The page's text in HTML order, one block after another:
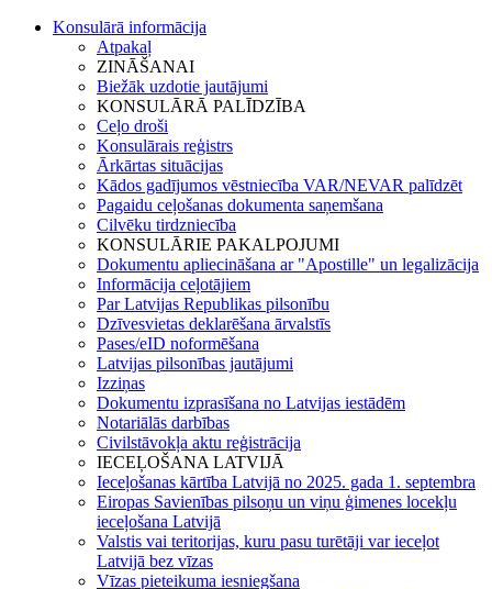
Konsulārā informācija
Atpakaļ
ZINĀŠANAI
Biežāk uzdotie jautājumi
KONSULĀRĀ PALĪDZĪBA
Ceļo droši
Konsulārais reģistrs
Ārkārtas situācijas
Kādos gadījumos vēstniecība VAR/NEVAR palīdzēt
Pagaidu ceļošanas dokumenta saņemšana
Cilvēku tirdzniecība
KONSULĀRIE PAKALPOJUMI
Dokumentu apliecināšana ar "Apostille" un legalizācija
Informācija ceļotājiem
Par Latvijas Republikas pilsonību
Dzīvesvietas deklarēšana ārvalstīs
Pases/eID noformēšana
Latvijas pilsonības jautājumi
Izziņas
Dokumentu izprasīšana no Latvijas iestādēm
Notariālās darbības
Civilstāvokļa aktu reģistrācija
IECEĻOŠANA LATVIJĀ
Ieceļošanas kārtība Latvijā no 2025. gada 1. septembra
Eiropas Savienības pilsoņu un viņu ģimenes locekļu
ieceļošana Latvijā
Valstis vai teritorijas, kuru pasu turētāji var ieceļot
Latvijā bez vīzas
Vīzas pieteikuma iesniegšana